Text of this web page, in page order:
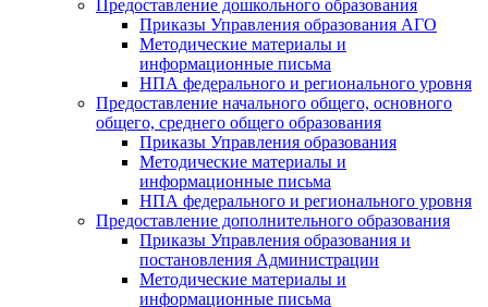
Предоставление дошкольного образования
Приказы Управления образования АГО
Методические материалы и
информационные письма
НПА федерального и регионального уровня
Предоставление начального общего, основного
общего, среднего общего образования
Приказы Управления образования
Методические материалы и
информационные письма
НПА федерального и регионального уровня
Предоставление дополнительного образования
Приказы Управления образования и
постановления Администрации
Методические материалы и
информационные письма